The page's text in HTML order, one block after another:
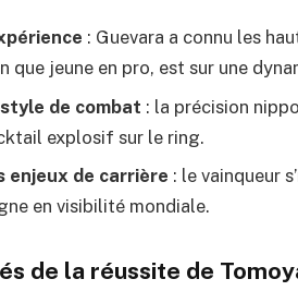
: Guevara a connu les
que jeune en pro, est sur une
de combat : la précision
explosif sur le ring.
enjeux de carrière : le vainqueur
en visibilité mondiale.
de la réussite de